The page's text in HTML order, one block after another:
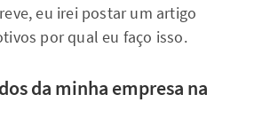
eu irei postar um artigo
por qual eu faço isso.
da minha empresa na